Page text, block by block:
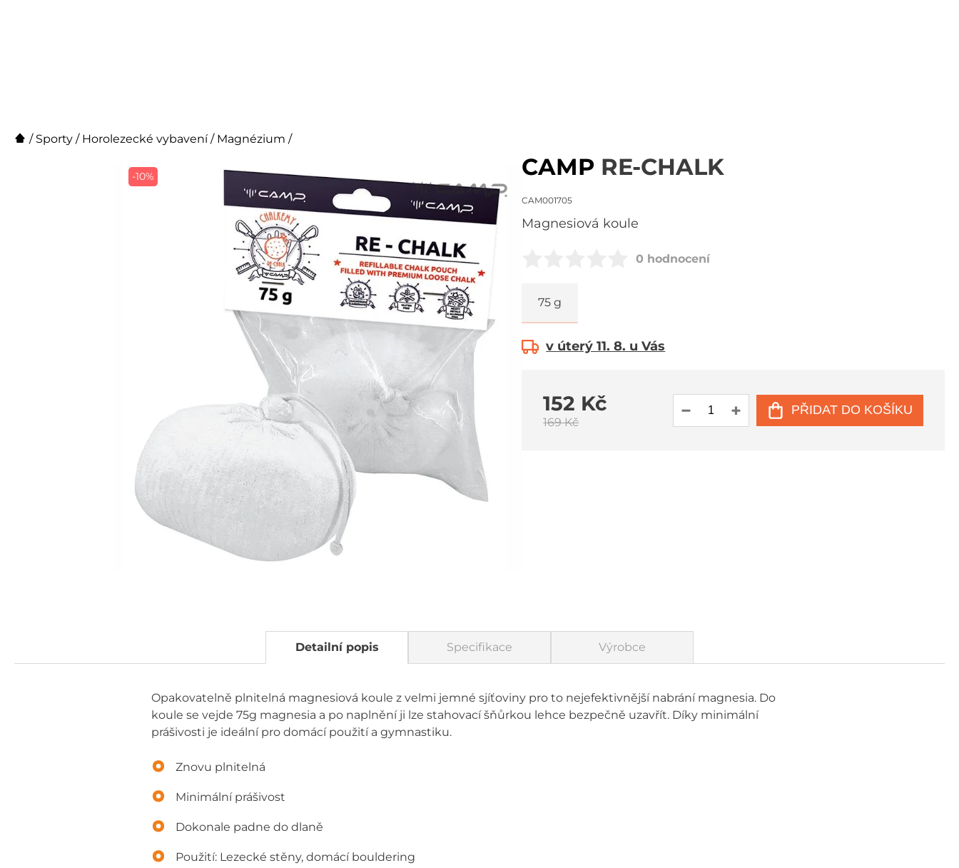
/ Sporty / Horolezecké vybavení/ Magnézium /
-10% CAMP RE-CHALK
CAM001705
magnesiová koule
0 hodnocení
75 g
v úterý 11. 8. u Vás
152 Kč
169 Kč
PŘIDAT DO KOŠÍKU
Detailní popis Specifikace Výrobce
Opakovatelně plnitelná magnesiová koule z velmi jemné sjíťoviny pro to nejefektivnější nabrání magnesia. Do
koule se vejde 75g magnesia a po naplnění ji lze stahovací šňůrkou lehce bezpečně uzavřít. Díky minimální
prášivosti je ideální pro domácí použití a gymnastiku.
Znovu plnitelná
Minimální prášivost
Dokonale padne do dlaně
Použití: Lezecké stěny, domácí bouldering